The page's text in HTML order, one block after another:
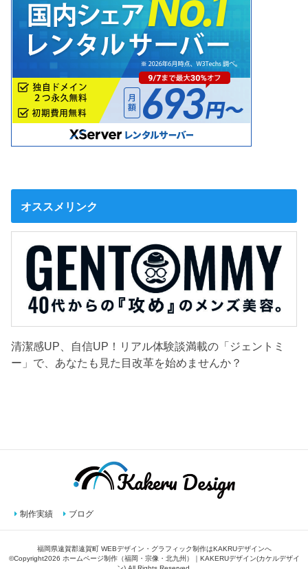
オススメリンク
清潔感UP、自信UP！リアル体験談満載の「ジェントミ
ー」で、あなたも見た目改革を始めませんか？
制作実績 ブログ
福岡県遠賀郡遠賀町 WEBデザイン・グラフィック制作はKAKRUデザインへ
©Copyright2026 ホームページ制作（福岡・宗像・北九州）｜KAKERUデザイン(カケルデザイ